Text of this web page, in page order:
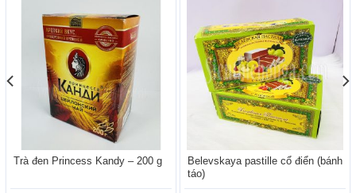
Trà đen Princess Kandy – 200 g
Belevskaya pastille cổ điển (bánh
táo)